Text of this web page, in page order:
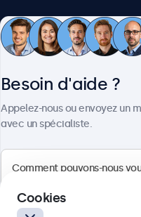
Besoin d'aide ?
Appelez-nous ou envoyez un
avec un spécialiste.
Cookies